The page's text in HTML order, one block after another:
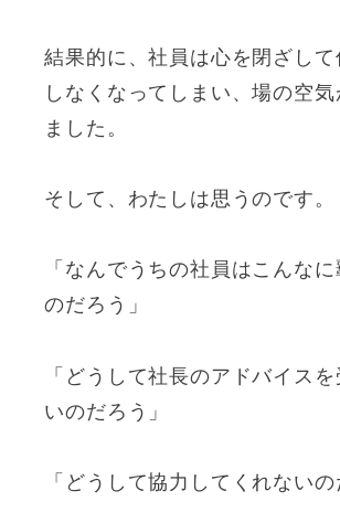
結果的に、社員は心を閉ざして
しなくなってしまい、場の空気
ました。
そして、わたしは思うのです。
「なんでうちの社員はこんな
のだろう」
「どうして社長のアドバイス
いのだろう」
「どうして協力してくれないの